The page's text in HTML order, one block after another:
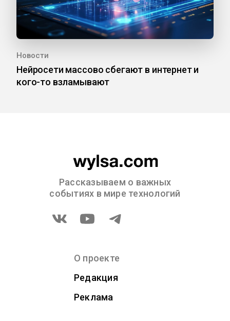
Новости
Нейросети массово сбегают в интернет и
кого-то взламывают
Рассказываем о важных
событиях в мире технологий
О проекте
Редакция
Реклама